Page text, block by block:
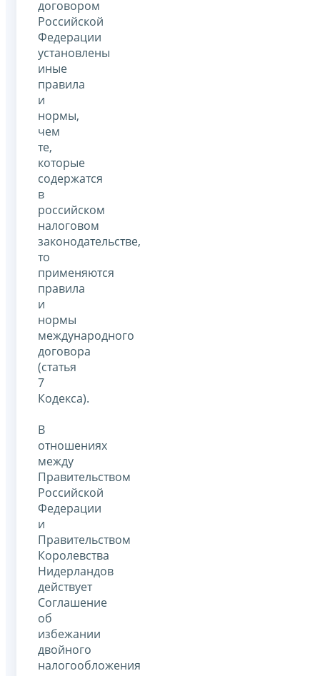
договором
Российской
Федерации
установлены
иные
правила
и
нормы,
чем
те,
которые
содержатся
в
российском
налоговом
законодательстве,
то
применяются
правила
и
нормы
международного
договора
(статья
7
Кодекса).
В
отношениях
между
Правительством
Российской
Федерации
и
Правительством
Королевства
Нидерландов
действует
Соглашение
об
избежании
двойного
налогообложения